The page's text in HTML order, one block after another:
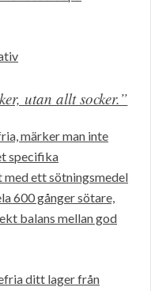
utan allt socker.”
märker man inte
specifika
med ett sötningsmedel
600 gånger sötare,
balans mellan god
ditt lager från